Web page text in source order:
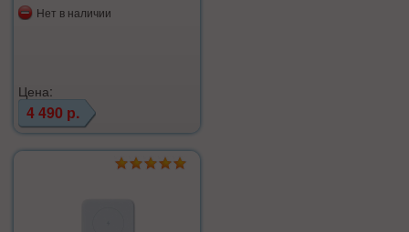
Нет в наличии
Цена:
4 490 р.